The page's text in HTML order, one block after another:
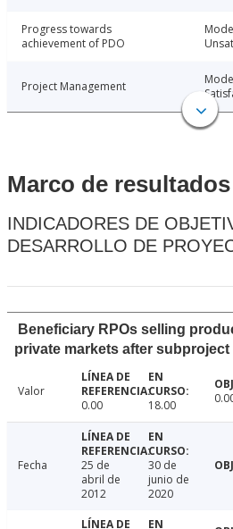
Progress towards
achievement of PDO
Project Management
Marco de resultados
INDICADORES DE
DESARROLLO DE
Beneficiary RPOs selling
private markets after
Valor
0.00
18.00
Fecha
25 de
abril de
2012
30 de
junio de
2020